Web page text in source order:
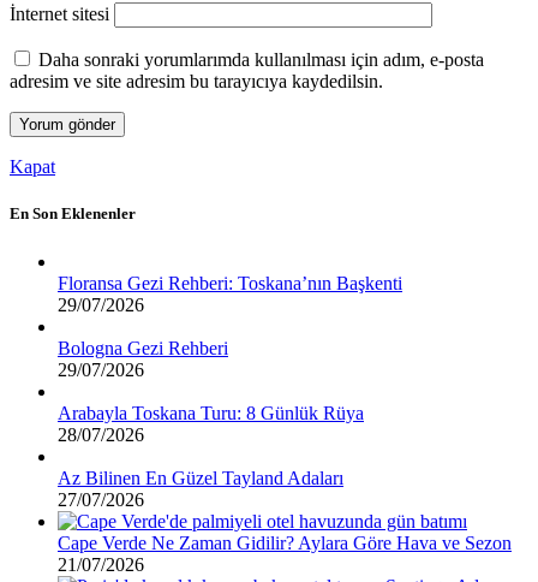
İnternet sitesi
Daha sonraki yorumlarımda kullanılması için adım, e-posta
adresim ve site adresim bu tarayıcıya kaydedilsin.
Kapat
En Son Eklenenler
Floransa Gezi Rehberi: Toskana’nın Başkenti
29/07/2026
Bologna Gezi Rehberi
29/07/2026
Arabayla Toskana Turu: 8 Günlük Rüya
28/07/2026
Az Bilinen En Güzel Tayland Adaları
27/07/2026
Cape Verde Ne Zaman Gidilir? Aylara Göre Hava ve Sezon
21/07/2026